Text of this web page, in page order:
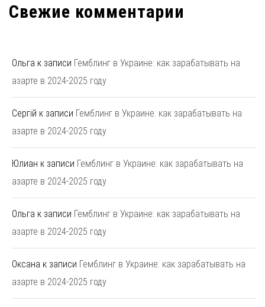
Свежие комментарии
Ольга к записи Гемблинг в Украине: как зарабатывать на
азарте в 2024-2025 году
Сергій к записи Гемблинг в Украине: как зарабатывать на
азарте в 2024-2025 году
Юлиан к записи Гемблинг в Украине: как зарабатывать на
азарте в 2024-2025 году
Ольга к записи Гемблинг в Украине: как зарабатывать на
азарте в 2024-2025 году
Оксана к записи Гемблинг в Украине: как зарабатывать на
азарте в 2024-2025 году